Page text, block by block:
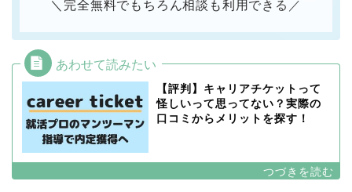
＼完全無料でもちろん相談も利用できる／
【評判】キャリアチケットって
怪しいって思ってない？実際の
口コミからメリットを探す！